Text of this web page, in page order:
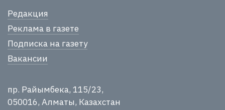
Редакция
Реклама в газете
Подписка на газету
Вакансии
пр. Райымбека, 115/23,
050016, Алматы, Казахстан